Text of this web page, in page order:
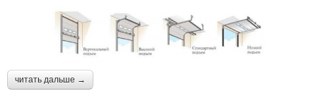
читать дальше →